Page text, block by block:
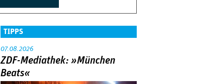
TIPPS
07.08.2026
ZDF-Mediathek: »München
Beats«